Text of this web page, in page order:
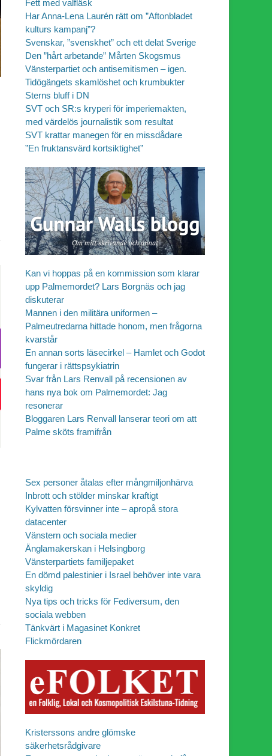
Fett med valfläsk
Har Anna-Lena Laurén rätt om ”Aftonbladet
kulturs kampanj”?
Svenskar, ”svenskhet” och ett delat Sverige
Den ”hårt arbetande” Mårten Skogsmus
Vänsterpartiet och antisemitismen – igen.
Tidögängets skamlöshet och krumbukter
Sterns bluff i DN
SVT och SR:s kryperi för imperiemakten,
med värdelös journalistik som resultat
SVT krattar manegen för en missdådare
”En fruktansvärd kortsiktighet”
Kan vi hoppas på en kommission som klarar
upp Palmemordet? Lars Borgnäs och jag
diskuterar
Mannen i den militära uniformen –
Palmeutredarna hittade honom, men frågorna
kvarstår
En annan sorts läsecirkel – Hamlet och Godot
fungerar i rättspsykiatrin
Svar från Lars Renvall på recensionen av
hans nya bok om Palmemordet: Jag
resonerar
Bloggaren Lars Renvall lanserar teori om att
Palme sköts framifrån
Sex personer åtalas efter mångmiljonhärva
Inbrott och stölder minskar kraftigt
Kylvatten försvinner inte – apropå stora
datacenter
Vänstern och sociala medier
Änglamakerskan i Helsingborg
Vänsterpartiets familjepaket
En dömd palestinier i Israel behöver inte vara
skyldig
Nya tips och tricks för Fediversum, den
sociala webben
Tänkvärt i Magasinet Konkret
Flickmördaren
Kristerssons andre glömske
säkerhetsrådgivare